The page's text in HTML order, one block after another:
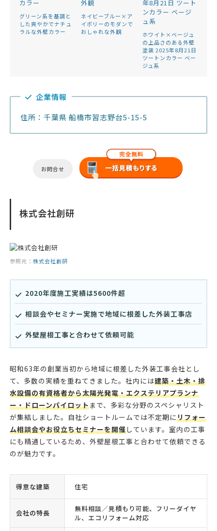
グリーン系を基調と
した爽やかでナチュ
ラルな外壁カラー
ネイビーブルー×ア
イボリーのモダンで
おしゃれな外観
ホワイト×ベージュ
の上品さのある外壁
塗装 2025年8月21日
ツートンカラー ベー
ジュ系
企業情報
住所：千葉県 船橋市習志野台5-15-5
お問合せ
株式会社創研
参照元： 株式会社創研
2020年度施工実績は5600件超
相談会やセミナー実施で地域に根差した外装工事店
外壁屋根工事と合わせて依頼可能
昭和63年の創業当初から地域に根差した外装工事会社とし
て、多数の実績を重ねてきました。社内には建築・土木・排
水設備の有資格者から太陽光発電・エクステリアプランナ
ー・ドローンパイロットまで、多彩な分野のスペシャリスト
が集結しました。自社ショートルームでは不定期にリフォー
ム相談会やお役立ちセミナーを開催しています。室内の工事
にも精通しているため、外壁屋根工事と合わせて依頼できる
のが魅力です。
得意な建築 住宅
会社の特長
無料相談／見積もり可能、フリーダイヤ
ル、エコリフォーム対応